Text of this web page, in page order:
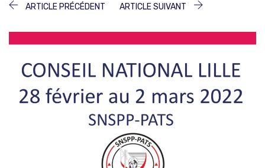
NAVIGATION
L’ARTICLE
ARTICLE PRÉCÉDENT ARTICLE
ARTICLE SUIVANT
ARTICLE